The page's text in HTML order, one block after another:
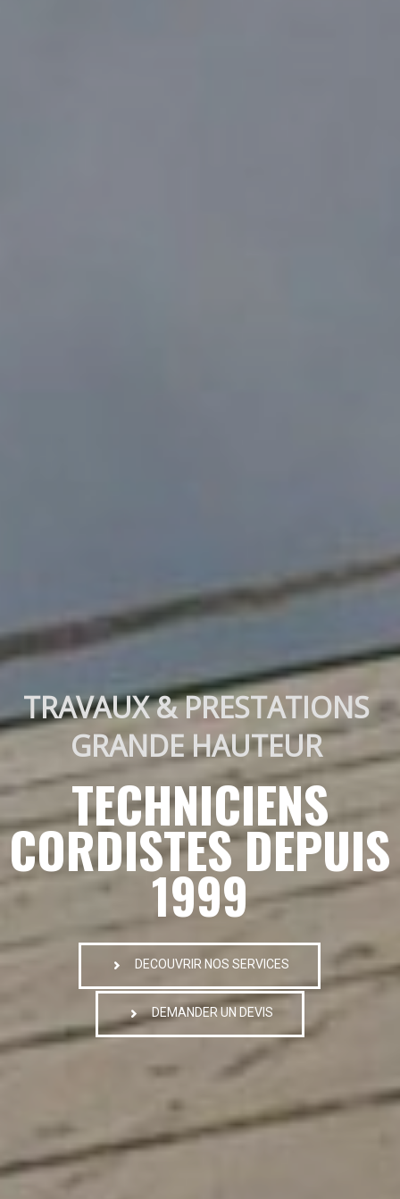
TRAVAUX & PRESTATIONS
GRANDE HAUTEUR
TECHNICIENS
CORDISTES DEPUIS
1999
DECOUVRIR NOS SERVICES
DEMANDER UN DEVIS